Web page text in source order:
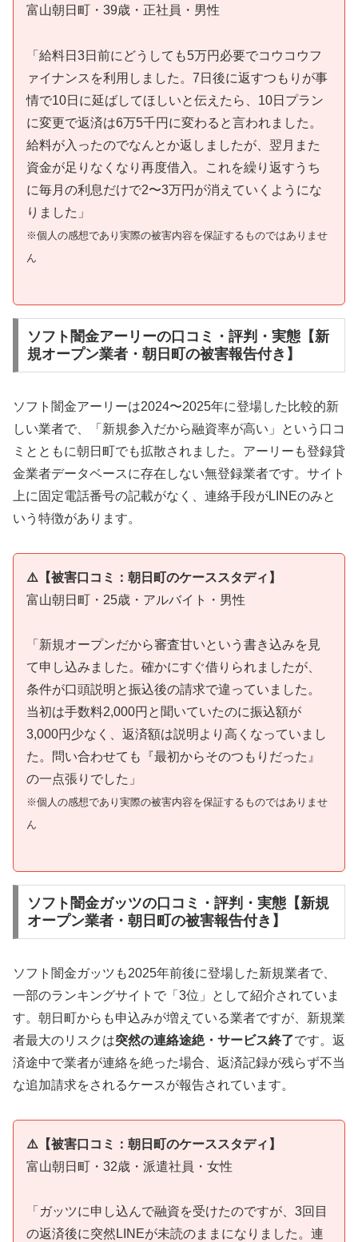
富山朝日町・39歳・正社員・男性
「給料日3日前にどうしても5万円必要でコウコウフ
ァイナンスを利用しました。7日後に返すつもりが事
情で10日に延ばしてほしいと伝えたら、10日プラン
に変更で返済は6万5千円に変わると言われました。
給料が入ったのでなんとか返しましたが、翌月また
資金が足りなくなり再度借入。これを繰り返すうち
に毎月の利息だけで2〜3万円が消えていくようにな
りました」
※個人の感想であり実際の被害内容を保証するものではありませ
ん
ソフト闇金アーリーの口コミ・評判・実態【新
規オープン業者・朝日町の被害報告付き】
ソフト闇金アーリーは2024〜2025年に登場した比較的新
しい業者で、「新規参入だから融資率が高い」という口コ
ミとともに朝日町でも拡散されました。アーリーも登録貸
金業者データベースに存在しない無登録業者です。サイト
上に固定電話番号の記載がなく、連絡手段がLINEのみと
いう特徴があります。
⚠️【被害口コミ：朝日町のケーススタディ】
富山朝日町・25歳・アルバイト・男性
「新規オープンだから審査甘いという書き込みを見
て申し込みました。確かにすぐ借りられましたが、
条件が口頭説明と振込後の請求で違っていました。
当初は手数料2,000円と聞いていたのに振込額が
3,000円少なく、返済額は説明より高くなっていまし
た。問い合わせても『最初からそのつもりだった』
の一点張りでした」
※個人の感想であり実際の被害内容を保証するものではありませ
ん
ソフト闇金ガッツの口コミ・評判・実態【新規
オープン業者・朝日町の被害報告付き】
ソフト闇金ガッツも2025年前後に登場した新規業者で、
一部のランキングサイトで「3位」として紹介されていま
す。朝日町からも申込みが増えている業者ですが、新規業
者最大のリスクは突然の連絡途絶・サービス終了です。返
済途中で業者が連絡を絶った場合、返済記録が残らず不当
な追加請求をされるケースが報告されています。
⚠️【被害口コミ：朝日町のケーススタディ】
富山朝日町・32歳・派遣社員・女性
「ガッツに申し込んで融資を受けたのですが、3回目
の返済後に突然LINEが未読のままになりました。連